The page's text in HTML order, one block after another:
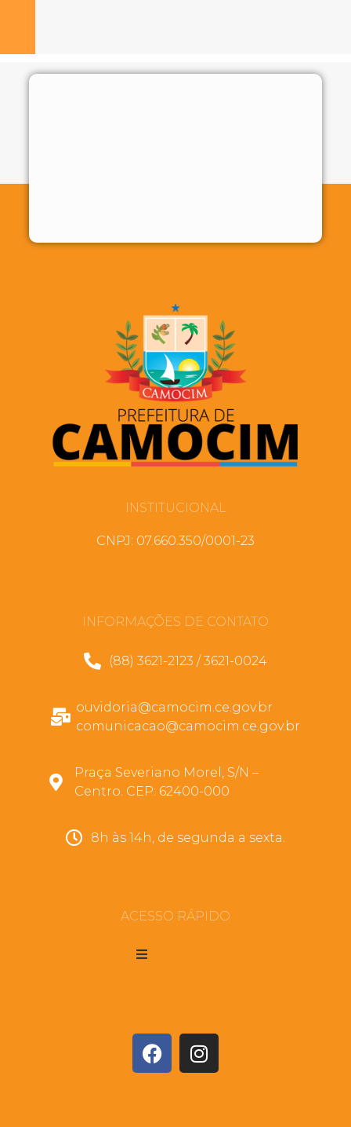
INSTITUCIONAL
CNPJ: 07.660.350/0001-23
INFORMAÇÕES DE CONTATO
(88) 3621-2123 / 3621-0024
ouvidoria@camocim.ce.gov.br
comunicacao@camocim.ce.gov.br
Praça Severiano Morel, S/N –
Centro. CEP: 62400-000
8h às 14h, de segunda a sexta.
ACESSO RÁPIDO